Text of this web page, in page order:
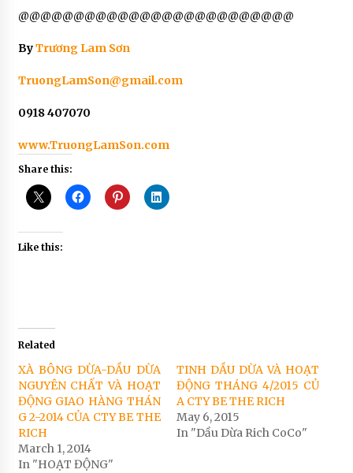
@@@@@@@@@@@@@@@@@@@@@@@@@
ByTrương Lam Sơn
TruongLamSon@gmail.com
0918 407070
www.TruongLamSon.com
Share this:
Like this:
Related
XÀ BÔNG DỪA-DẦU DỪA
NGUYÊN CHẤT VÀ HOẠT
ĐỘNG GIAO HÀNG THÁN
G 2-2014 CỦA CTY BE THE
RICH
March 1, 2014
In "HOẠT ĐỘNG"
TINH DẦU DỪA VÀ HOẠT
ĐỘNG THÁNG 4/2015 CỦ
A CTY BE THE RICH
May 6, 2015
In "Dầu Dừa Rich CoCo"